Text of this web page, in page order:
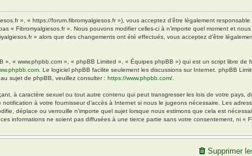
», « https://forum.fibromyalgiesos.fr »), vous acceptez d’être légalement
« Fibromyalgiesos.fr ». Nous pouvons modifier celles-ci à n’importe quel moment et
» alors que des changements ont été effectués, vous acceptez d’être
« www.phpbb.com », « phpBB Limited », « Équipes phpBB ») qui est un script libre de
. Le logiciel phpBB facilite seulement les discussions sur Internet. phpBB
sujet de phpBB, veuillez consulter : https://www.phpbb.com/
à caractère sexuel ou tout autre contenu qui peut transgresser les lois de votre pays,
à votre fournisseur d’accès à Internet si nous le jugeons nécessaire. Les
déplace ou verrouille n’importe quel sujet lorsque nous estimons que cela est
informations ne soient pas diffusées à une tierce partie sans votre consentement, ni «
Supprimer